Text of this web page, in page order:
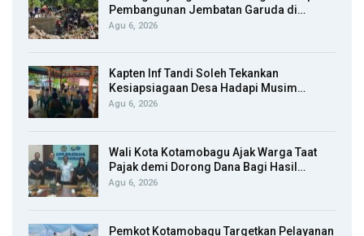
Pembangunan Jembatan Garuda di…
Agu 6, 2026
Kapten Inf Tandi Soleh Tekankan
Kesiapsiagaan Desa Hadapi Musim…
Agu 6, 2026
Wali Kota Kotamobagu Ajak Warga Taat
Pajak demi Dorong Dana Bagi Hasil…
Agu 6, 2026
Pemkot Kotamobagu Targetkan Pelayanan